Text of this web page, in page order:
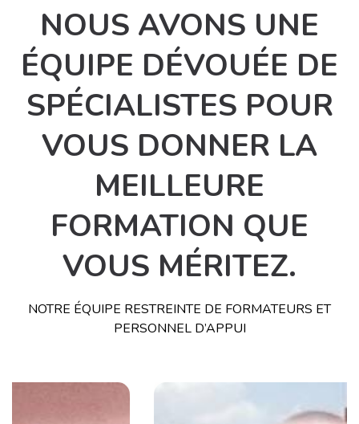
NOUS AVONS UNE
ÉQUIPE DÉVOUÉE DE
SPÉCIALISTES POUR
VOUS DONNER LA
MEILLEURE
FORMATION QUE
VOUS MÉRITEZ.
NOTRE ÉQUIPE RESTREINTE DE FORMATEURS ET
PERSONNEL D’APPUI